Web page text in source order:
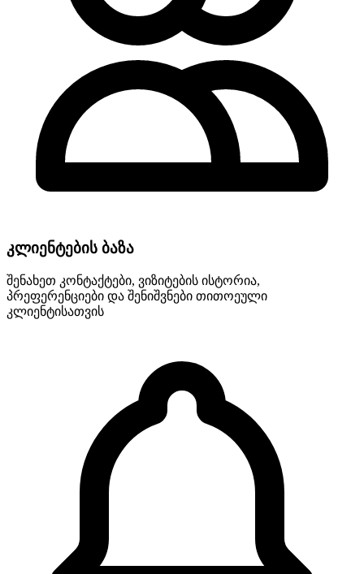
კლიენტების ბაზა
შენახეთ კონტაქტები, ვიზიტების ისტორია,
პრეფერენციები და შენიშვნები თითოეული
კლიენტისათვის